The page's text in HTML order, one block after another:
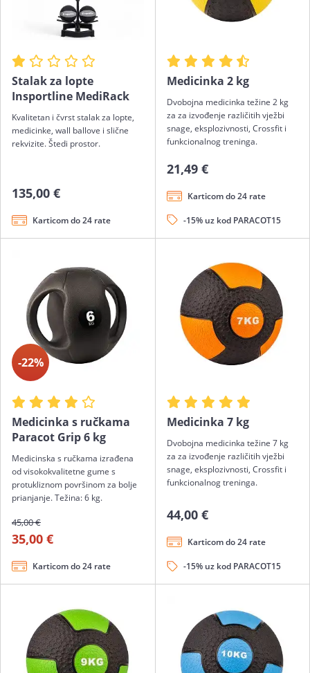
Stalak za lopte
Insportline MediRack
Kvalitetan i čvrst stalak za lopte,
medicinke, wall ballove i slične
rekvizite. Štedi prostor.
135,00 €
Karticom do 24 rate
Medicinka 2 kg
Dvobojna medicinka težine 2 kg
za za izvođenje različitih vježbi
snage, eksplozivnosti, Crossfit i
funkcionalnog treninga.
21,49 €
Karticom do 24 rate
-15% uz kod PARACOT15
-22%
Medicinka s ručkama
Paracot Grip 6 kg
Medicinska s ručkama izrađena
od visokokvalitetne gume s
protukliznom površinom za bolje
prianjanje. Težina: 6 kg.
45,00 €
35,00 €
Karticom do 24 rate
Medicinka 7 kg
Dvobojna medicinka težine 7 kg
za za izvođenje različitih vježbi
snage, eksplozivnosti, Crossfit i
funkcionalnog treninga.
44,00 €
Karticom do 24 rate
-15% uz kod PARACOT15